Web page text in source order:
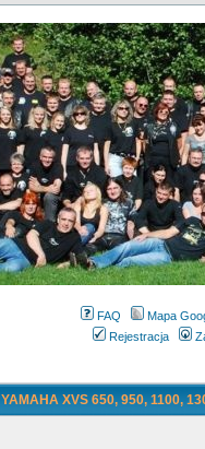
FAQ
Mapa
Rejestracja
YAMAHA XVS 650, 950, 1100,